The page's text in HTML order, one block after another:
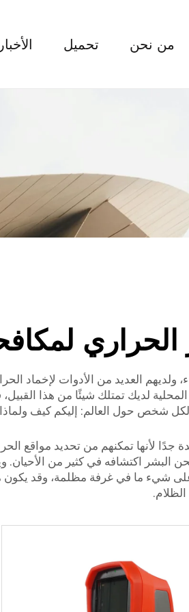
من نحن تحميل الأخبار
العديد من الأدوات لإخماد
المحلية لديك تمتلك شيئًا من هذا
شخص حول العالم: إليكم كيف
جدًا لأنها تمكنهم من تحديد مواقع
نحن البشر اكتشافه في كثير من
على شيء ما في غرفة مظلمة، وقد